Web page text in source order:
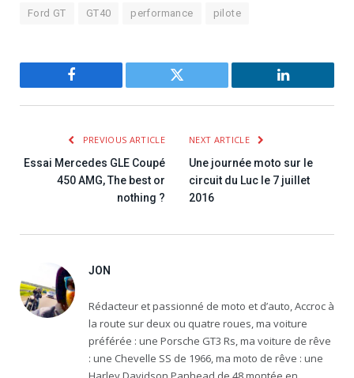
Ford GT GT40 performance pilote
Facebook Twitter LinkedIn
PREVIOUS ARTICLE
Essai Mercedes GLE Coupé
450 AMG, The best or
nothing ?
NEXT ARTICLE
Une journée moto sur le
circuit du Luc le 7 juillet
2016
JON
Rédacteur et passionné de moto et d’auto, Accroc à
la route sur deux ou quatre roues, ma voiture
préférée : une Porsche GT3 Rs, ma voiture de rêve
: une Chevelle SS de 1966, ma moto de rêve : une